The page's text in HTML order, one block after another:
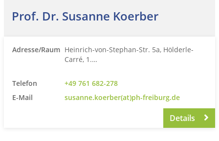
Prof. Dr. Susanne Koerber
Adresse/Raum Heinrich-von-Stephan-Str. 5a, Hölderle-
Carré, 1.…
Telefon
+49 761 682-278
E-Mail
susanne.koerber(at)ph-freiburg.de
Details